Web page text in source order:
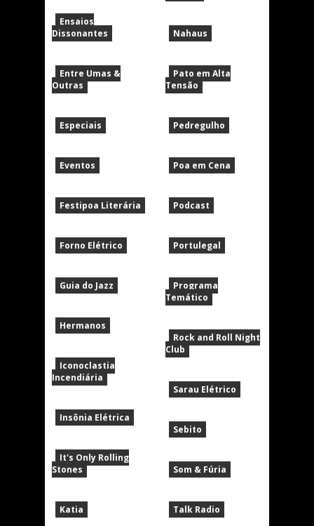
Ensaios
Dissonantes
Entre Umas &
Outras
Especiais
Eventos
Festipoa Literária
Forno Elétrico
Guia do Jazz
Hermanos
Iconoclastia
Incendiária
Insônia Elétrica
It's Only Rolling
Stones
Katia
Nahaus
Pato em Alta
Tensão
Pedregulho
Poa em Cena
Podcast
Portulegal
Programa
Temático
Rock and Roll Night
Club
Sarau Elétrico
Sebito
Som & Fúria
Talk Radio